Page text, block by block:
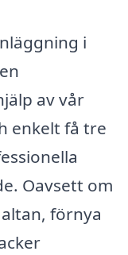
i
av vår
enkelt få tre
Oavsett om
förnya